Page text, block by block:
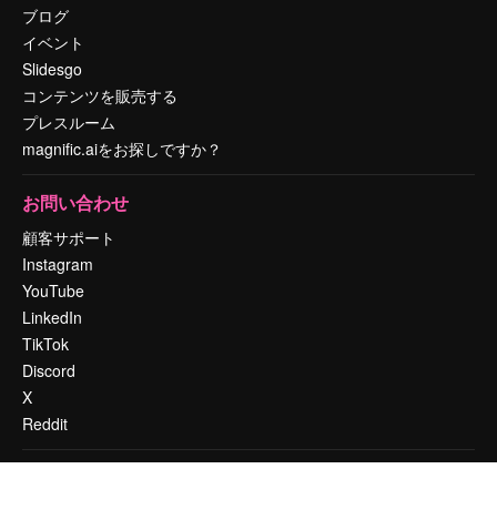
ブログ
イベント
Slidesgo
コンテンツを販売する
プレスルーム
magnific.aiをお探しですか？
お問い合わせ
顧客サポート
Instagram
YouTube
LinkedIn
TikTok
Discord
X
Reddit